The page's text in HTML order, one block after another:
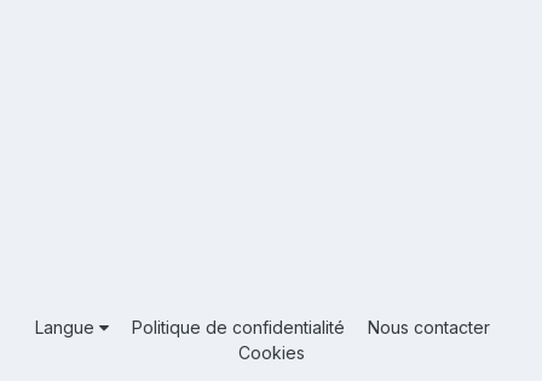
Langue Politique de confidentialité
Nous contacter
Cookies